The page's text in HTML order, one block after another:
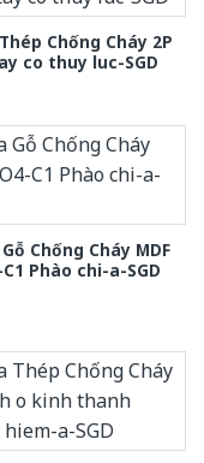
Chống Cháy 2P
co thuy luc-SGD
Chống Cháy MDF
C1 Phào chi-a-SGD